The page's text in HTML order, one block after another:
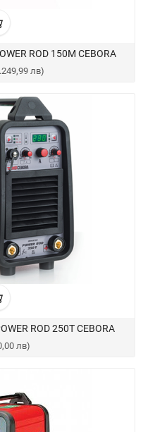
ROD 150M CEBORA
лв)
ROD 250T CEBORA
лв)